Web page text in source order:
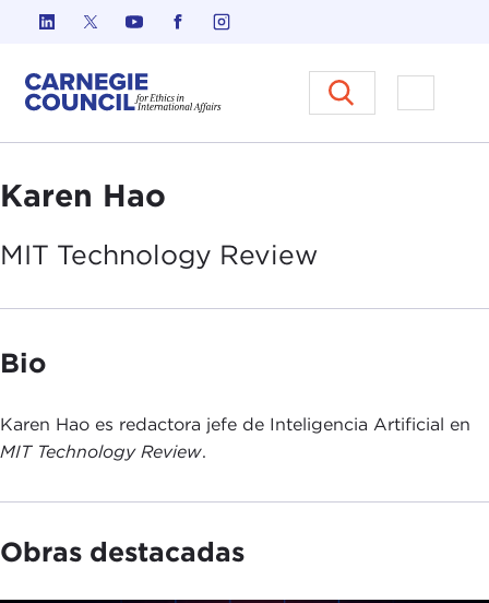
Ir al contenido
Carnegie Council sobre Ética
Abrir el
Karen Hao
MIT Technology Review
Bio
Karen Hao es redactora jefe de Inteligencia Artificial en
MIT Technology Review.
Obras destacadas